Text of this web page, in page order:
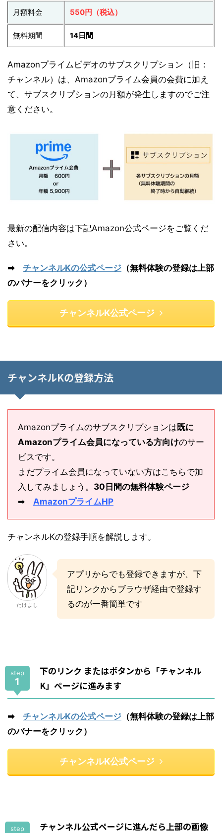
月額料金 550円（税込）
無料期間 14日間
Amazonプライムビデオのサブスクリプション（旧：
チャンネル）は、Amazonプライム会員の会費に加え
て、サブスクリプションの月額が発生しますのでご注
意ください。
最新の配信内容は下記Amazon公式ページをご覧くだ
さい。
➡ チャンネルKの公式ページ （無料体験の登録は上部
のバナーをクリック）
チャンネルK公式ページ
チャンネルKの登録方法
Amazonプライムのサブスクリプションは既に
Amazonプライム会員になっている方向けのサー
ビスです。
まだプライム会員になっていない方はこちらで加
入してみましょう。 30日間の無料体験ページ
➡ AmazonプライムHP
チャンネルKの登録手順を解説します。
たけよし
アプリからでも登録できますが、下
記リンクからブラウザ経由で登録す
るのが一番簡単です
step
1
下のリンク またはボタンから「チャンネル
K」ページに進みます
➡ チャンネルKの公式ページ （無料体験の登録は上部
のバナーをクリック）
チャンネルK公式ページ
step チャンネル公式ページに進んだら上部の画像